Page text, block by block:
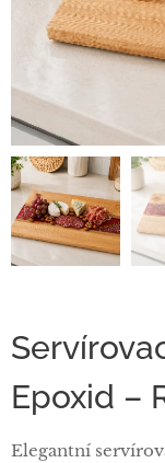
Epoxid –
Elegantní